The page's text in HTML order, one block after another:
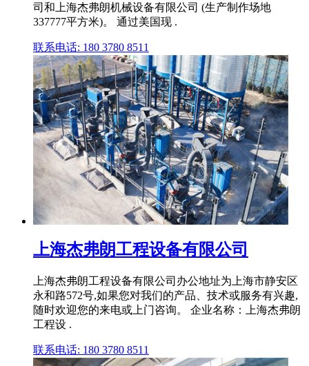
司和上海杰弗朗机械设备有限公司 (生产制作场地
337777平方米)。 通过美国现 .
联系电话: 180 3780 8511
上海杰弗朗工程设备有限公司
上海杰弗朗工程设备有限公司办公地址为上海市静安区
永和路572号,如果您对我们的产品、技术或服务有兴趣,
随时欢迎您的来电或上门咨询。 企业名称：上海杰弗朗
工程设 .
联系电话: 180 3780 8511